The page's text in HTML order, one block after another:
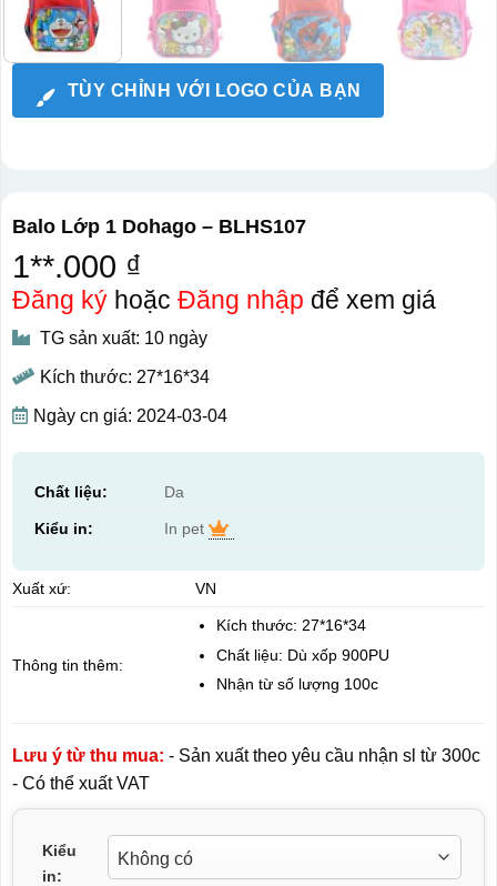
TÙY CHỈNH VỚI LOGO CỦA BẠN
Balo Lớp 1 Dohago – BLHS107
1**.000 ₫
Đăng kýhoặc Đăng nhập để xem giá
TG sản xuất: 10 ngày
Kích thước: 27*16*34
Ngày cn giá: 2024-03-04
Chất liệu: Da
Kiểu in: In pet
Xuất xứ: VN
Thông tin thêm:
Kích thước: 27*16*34
Chất liệu: Dù xốp 900PU
Nhận từ số lượng 100c
Lưu ý từ thu mua: - Sản xuất theo yêu cầu nhận sl từ 300c
- Có thể xuất VAT
Kiểu
in: